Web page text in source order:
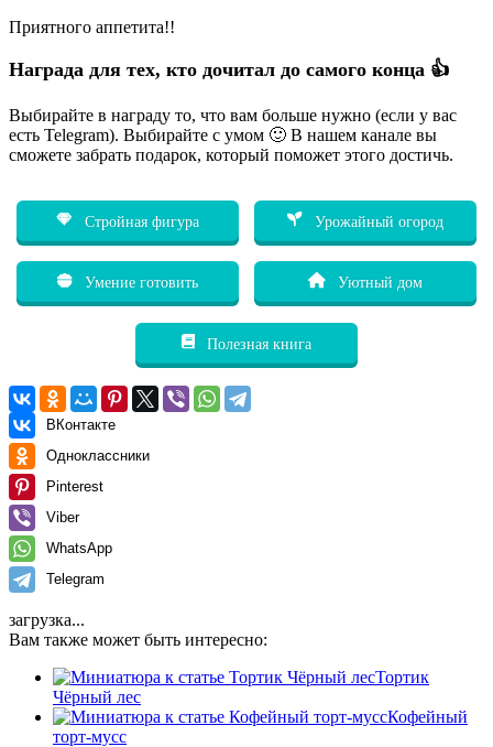
Приятного аппетита!!
Награда для тех, кто дочитал до самого конца 👍
Выбирайте в награду то, что вам больше нужно (если у вас
есть Telegram). Выбирайте с умом 🙂 В нашем канале вы
сможете забрать подарок, который поможет этого достичь.
Стройная фигура Урожайный огород
Умение готовить Уютный дом
Полезная книга
ВКонтакте
Одноклассники
Pinterest
Viber
WhatsApp
Telegram
загрузка...
Вам также может быть интересно:
Тортик
Чёрный лес
Кофейный
торт-мусс